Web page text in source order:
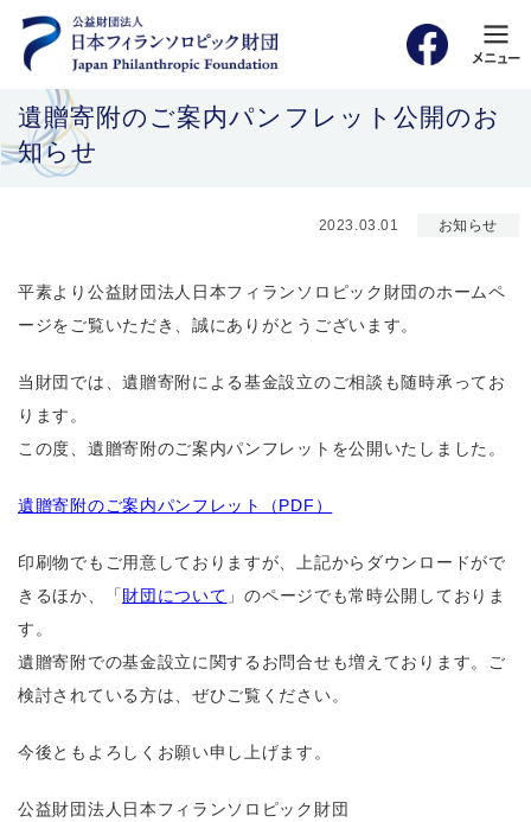
遺贈寄附のご案内パンフレット公開のお
知らせ
2023.03.01 お知らせ
平素より公益財団法人日本フィランソロピック財団のホームペ
ージをご覧いただき、誠にありがとうございます。
当財団では、遺贈寄附による基金設立のご相談も随時承ってお
ります。
この度、遺贈寄附のご案内パンフレットを公開いたしました。
遺贈寄附のご案内パンフレット（PDF）
印刷物でもご用意しておりますが、上記からダウンロードがで
きるほか、「財団について 」のページでも常時公開しておりま
す。
遺贈寄附での基金設立に関するお問合せも増えております。ご
検討されている方は、ぜひご覧ください。
今後ともよろしくお願い申し上げます。
公益財団法人日本フィランソロピック財団